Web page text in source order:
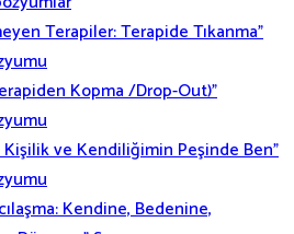
Terapiler: Terapide Tıkanma”
Kopma /Drop-Out)”
Kişilik ve Kendiliğimin Peşinde Ben”
Kendine, Bedenine,